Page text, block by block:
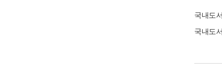
국내도
국내도